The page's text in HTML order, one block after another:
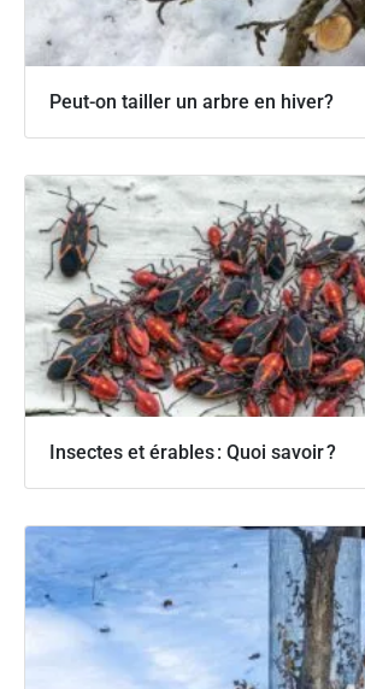
Peut-on tailler un arbre en hiver?
Insectes et érables : Quoi savoir ?